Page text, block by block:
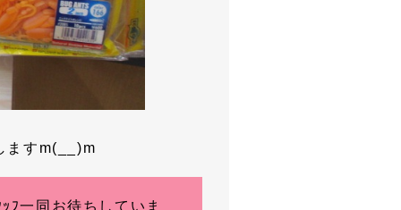
ますm(__)m
ﾌ一同お待ちしていま